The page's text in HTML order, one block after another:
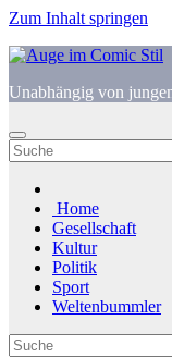
Zum Inhalt springen
Unabhängig von
Home
Gesellschaft
Kultur
Politik
Sport
Weltenbummler